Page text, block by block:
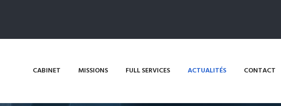
CABINET MISSIONS FULL SERVICES ACTUALITÉS CONTACT